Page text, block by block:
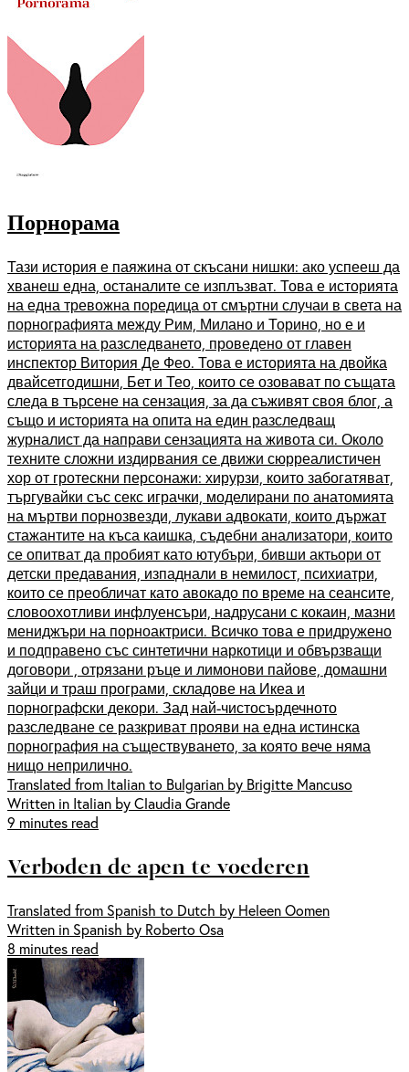
Порнорама
Тази история е паяжина от скъсани нишки: ако успееш да
хванеш една, останалите се изплъзват. Това е историята
на една тревожна поредица от смъртни случаи в света на
порнографията между Рим, Милано и Торино, но е и
историята на разследването, проведено от главен
инспектор Витория Де Фео. Това е историята на двойка
двайсетгодишни, Бет и Тео, които се озовават по същата
следа в търсене на сензация, за да съживят своя блог, а
също и историята на опита на един разследващ
журналист да направи сензацията на живота си. Около
техните сложни издирвания се движи сюрреалистичен
хор от гротескни персонажи: хирурзи, които забогатяват,
търгувайки със секс играчки, моделирани по анатомията
на мъртви порнозвезди, лукави адвокати, които държат
стажантите на къса каишка, съдебни анализатори, които
се опитват да пробият като ютубъри, бивши актьори от
детски предавания, изпаднали в немилост, психиатри,
които се преобличат като авокадо по време на сеансите,
словоохотливи инфлуенсъри, надрусани с кокаин, мазни
мениджъри на порноактриси. Всичко това е придружено
и подправено със синтетични наркотици и обвързващи
договори , отрязани ръце и лимонови пайове, домашни
зайци и траш програми, складове на Икеа и
порнографски декори. Зад най-чистосърдечното
разследване се разкриват прояви на една истинска
порнография на съществуването, за която вече няма
нищо неприлично.
Translated from Italian to Bulgarian by Brigitte Mancuso
Written in Italian by Claudia Grande
9 minutes read
Verboden de apen te voederen
Translated from Spanish to Dutch by Heleen Oomen
Written in Spanish by Roberto Osa
8 minutes read